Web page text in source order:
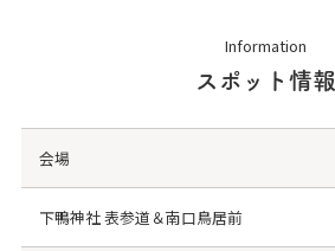
Information
スポット情報
会場
下鴨神社 表参道＆南口鳥居前